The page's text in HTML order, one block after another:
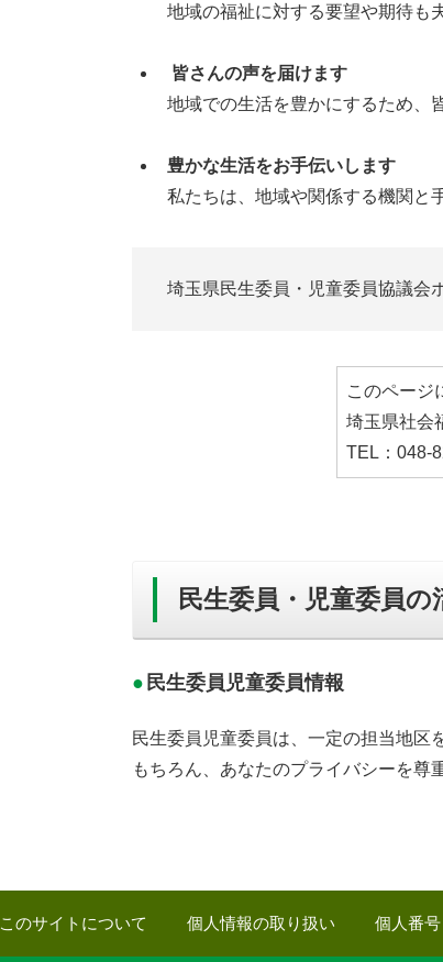
地域の福祉に対する要望や期待も
皆さんの声を届けます
地域での生活を豊かにするため、
豊かな生活をお手伝いします
私たちは、地域や関係する機関と
埼玉県民生委員・児童委員協議会
このページ
埼玉県社会
TEL：048-
民生委員・児童委員の
民生委員児童委員情報
民生委員児童委員は、一定の担当地区
もちろん、あなたのプライバシーを尊
このサイトについて 個人情報の取り扱い 個人番